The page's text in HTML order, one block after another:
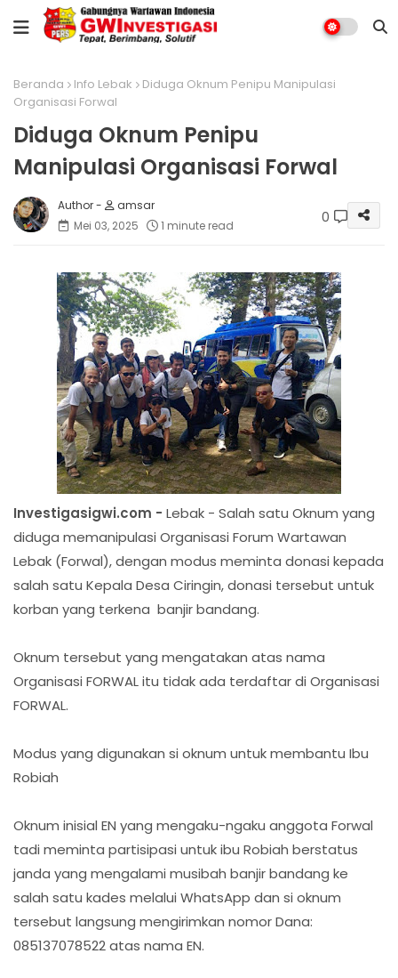
Beranda Info Lebak
Diduga Oknum Penipu Manipulasi
Organisasi Forwal
Diduga Oknum Penipu
Manipulasi Organisasi Forwal
amsar
Mei 03, 2025
1 minute read 0
Investigasigwi.com - Lebak - Salah satu Oknum yang
diduga memanipulasi Organisasi Forum Wartawan
Lebak (Forwal), dengan modus meminta donasi kepada
salah satu Kepala Desa Ciringin, donasi tersebut untuk
korban yang terkena banjir bandang.
Oknum tersebut yang mengatakan atas nama
Organisasi FORWAL itu tidak ada terdaftar di Organisasi
FORWAL.
Modus yang digunakan si oknum untuk membantu Ibu
Robiah
Oknum inisial EN yang mengaku-ngaku anggota Forwal
tadi meminta partisipasi untuk ibu Robiah berstatus
janda yang mengalami musibah banjir bandang ke
salah satu kades melalui WhatsApp dan si oknum
tersebut langsung mengirimkan nomor Dana:
085137078522 atas nama EN.